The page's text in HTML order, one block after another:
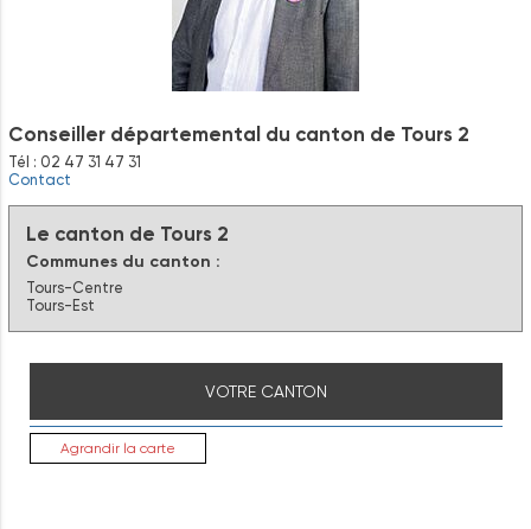
Conseiller départemental du canton de Tours 2
Tél : 02 47 31 47 31
Contact
Le canton de Tours 2
Communes du canton :
Tours-Centre
Tours-Est
VOTRE CANTON
Agrandir la carte